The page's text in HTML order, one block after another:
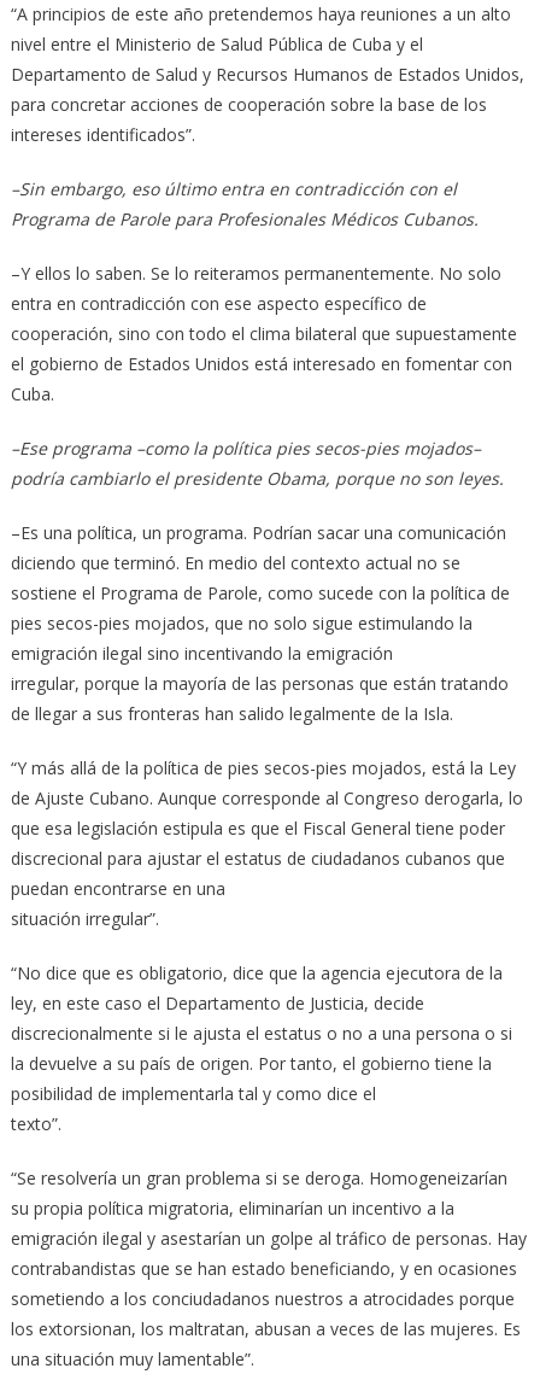
“A principios de este año pretendemos haya reuniones a un alto
nivel entre el Ministerio de Salud Pública de Cuba y el
Departamento de Salud y Recursos Humanos de Estados Unidos,
para concretar acciones de cooperación sobre la base de los
intereses identificados”.
–Sin embargo, eso último entra en contradicción con el
Programa de Parole para Profesionales Médicos Cubanos.
–Y ellos lo saben. Se lo reiteramos permanentemente. No solo
entra en contradicción con ese aspecto específico de
cooperación, sino con todo el clima bilateral que supuestamente
el gobierno de Estados Unidos está interesado en fomentar con
Cuba.
–Ese programa –como la política pies secos-pies mojados–
podría cambiarlo el presidente Obama, porque no son leyes.
–Es una política, un programa. Podrían sacar una comunicación
diciendo que terminó. En medio del contexto actual no se
sostiene el Programa de Parole, como sucede con la política de
pies secos-pies mojados, que no solo sigue estimulando la
emigración ilegal sino incentivando la emigración
irregular, porque la mayoría de las personas que están tratando
de llegar a sus fronteras han salido legalmente de la Isla.
“Y más allá de la política de pies secos-pies mojados, está la Ley
de Ajuste Cubano. Aunque corresponde al Congreso derogarla, lo
que esa legislación estipula es que el Fiscal General tiene poder
discrecional para ajustar el estatus de ciudadanos cubanos que
puedan encontrarse en una
situación irregular”.
“No dice que es obligatorio, dice que la agencia ejecutora de la
ley, en este caso el Departamento de Justicia, decide
discrecionalmente si le ajusta el estatus o no a una persona o si
la devuelve a su país de origen. Por tanto, el gobierno tiene la
posibilidad de implementarla tal y como dice el
texto”.
“Se resolvería un gran problema si se deroga. Homogeneizarían
su propia política migratoria, eliminarían un incentivo a la
emigración ilegal y asestarían un golpe al tráfico de personas. Hay
contrabandistas que se han estado beneficiando, y en ocasiones
sometiendo a los conciudadanos nuestros a atrocidades porque
los extorsionan, los maltratan, abusan a veces de las mujeres. Es
una situación muy lamentable”.